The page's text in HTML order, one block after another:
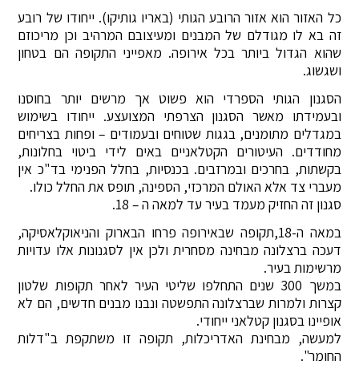
כל האזור הוא אזור הרובע הגותי (באריו גותיקו). ייחודו של רובע
זה בא לו מגודלם של המבנים ומעיצובם המרהיב וכן מריכוזם
שהוא הגדול ביותר בכל אירופה. מאפייני התקופה הם בטחון
ושגשוג.
הסגנון הגותי הספרדי הוא פשוט אך מרשים יותר בחוסנו
ובעמידתו מאשר הסגנון הצרפתי המצועצע. ייחודו בשימוש
במגדלים מתומנים, בגגות שטוחים ובעמודים – ופחות בצריחים
מחודדים. העיטורים הקטלאניים באים לידי ביטוי בחלונות,
בקשתות, בחרכים ובמרזבים. בכנסיות, בחלל הפנימי בד"כ אין
מעברי צד אלא האולם המרכזי, הספינה, תופס את החלל כולו.
סגנון זה החזיק מעמד בעיר עד למאה ה – 18.
במאה ה-18,תקופה שבאירופה פרחו הבארוק והניאוקלאסיקה,
דעכה ברצלונה מבחינה מסחרית ולכן אין לסגנונות אלו עדויות
מרשימות בעיר.
במשך 300 שנים התחלפו שליטי העיר לאחר תקופות שלטון
קצרות ולמרות שברצלונה התפשטה ונבנו מבנים חדשים, הם לא
אופיינו בסגנון קטלאני ייחודי.
למעשה, מבחינת האדריכלות, תקופה זו משתקפת ב"דלות
החומר".